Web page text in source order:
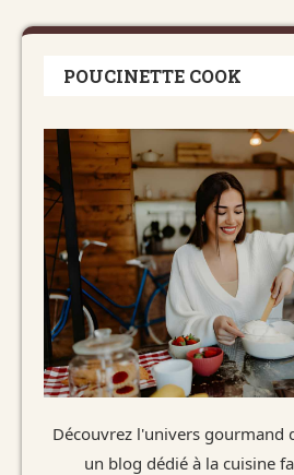
POUCINETTE COOK
Découvrez l'univers gourmand
un blog dédié à la cuisine